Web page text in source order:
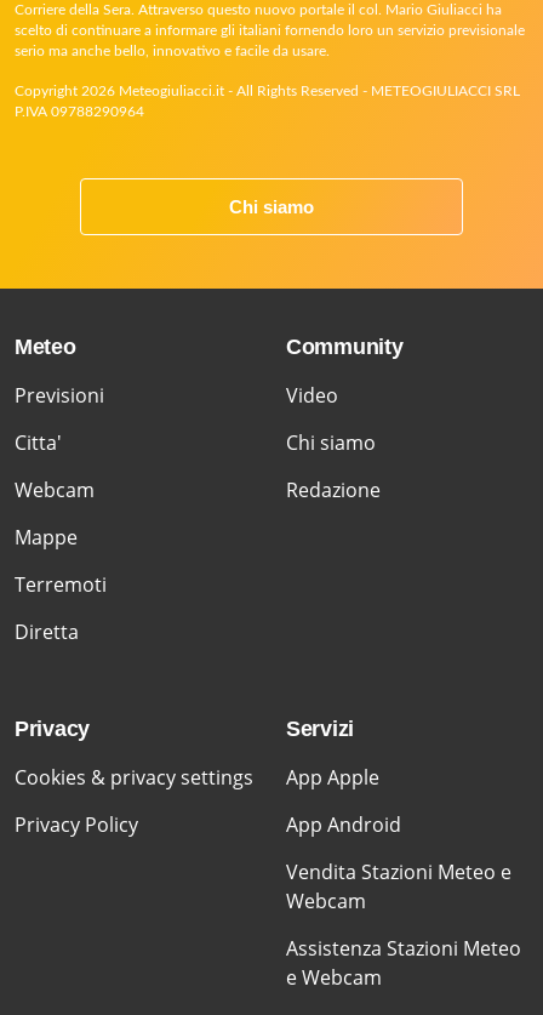
Corriere della Sera. Attraverso questo nuovo portale il col. Mario Giuliacci ha
scelto di continuare a informare gli italiani fornendo loro un servizio previsionale
serio ma anche bello, innovativo e facile da usare.
Copyright 2026 Meteogiuliacci.it - All Rights Reserved - METEOGIULIACCI SRL
P.IVA 09788290964
Chi siamo
Meteo
Previsioni
Citta'
Webcam
Mappe
Terremoti
Diretta
Community
Video
Chi siamo
Redazione
Privacy
Cookies & privacy settings
Privacy Policy
Servizi
App Apple
App Android
Vendita Stazioni Meteo e
Webcam
Assistenza Stazioni Meteo
e Webcam